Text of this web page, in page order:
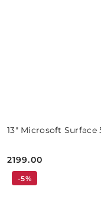
13" Microsoft Surface
Cena:
2199.00
-5%